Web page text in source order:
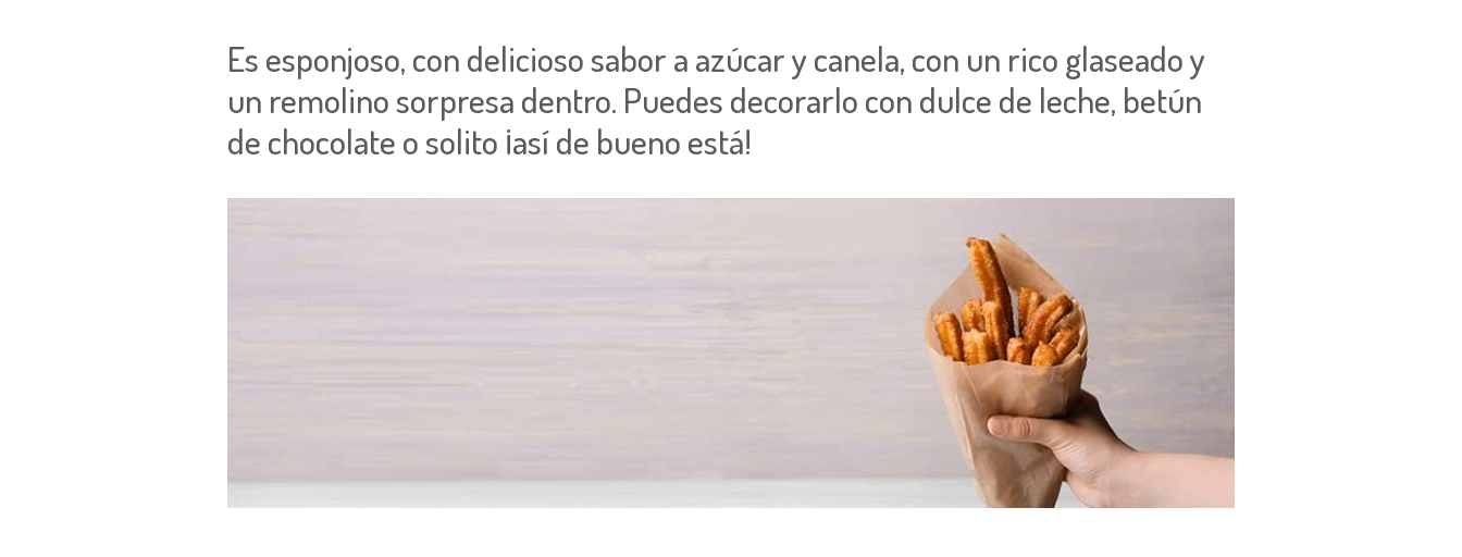
Es esponjoso, condelicioso sabor a azúcar y canela, con un rico glaseado y
un remolino sorpresa dentro. Puedes decorarlo con dulce de leche, betún
de chocolate o solito ¡así de bueno está!